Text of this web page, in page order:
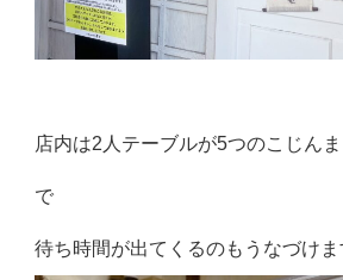
店内は2人テーブルが5つのこじん
で
待ち時間が出てくるのもうなづけま